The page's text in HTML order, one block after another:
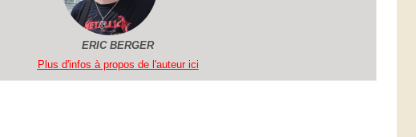
ERIC BERGER
Plus d'infos à propos de l'auteur ici